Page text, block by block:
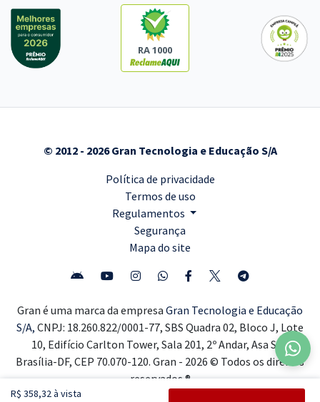
R$ 358,32 à vista
RA 1000
© 2012 - 2026 Gran Tecnologia e Educação S/A
Política de privacidade
Termos de uso
Regulamentos
Segurança
Mapa do site
Gran é uma marca da empresa Gran Tecnologia e Educação
S/A, CNPJ: 18.260.822/0001-77, SBS Quadra 02, Bloco J, Lote
10, Edifício Carlton Tower, Sala 201, 2º Andar, Asa Sul,
Brasília-DF, CEP 70.070-120. Gran - 2026 © Todos os direitos
reservados ®